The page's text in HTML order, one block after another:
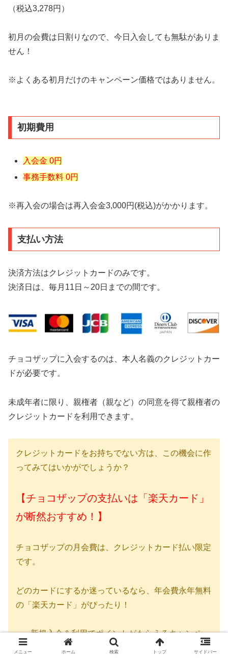
（税込3,278円）
初月の会費は日割りなので、今日入会しても無駄がありま
せん！
※よくある初月だけのキャンペーン価格ではありません。
初期費用
入会金 0円
事務手数料 0円
※再入会の場合は再入会金3,000円(税込)がかかります。
支払い方法
決済方法はクレジットカードのみです。
決済日は、毎月11日～20日までの間です。
チョコザップに入会するのは、本人名義のクレジットカー
ドが必要です。
未成年者に限り、親権者（親など）の同意を得て親権者の
クレジットカードを利用できます。
クレジットカードをお持ちでない方は、この機会に作
ってみてはいかがでしょうか？
【チョコザップの支払いは「楽天カード」
が断然おすすめ！】
チョコザップの月会費は、クレジットカード払い限定
です。
どのカードにするか迷っているなら、年会費永年無料
の「楽天カード」がぴったり！
新規入会＆利用でポイントがもらえるキャンペー
メニュー ホーム 検索 トップ サイドバー